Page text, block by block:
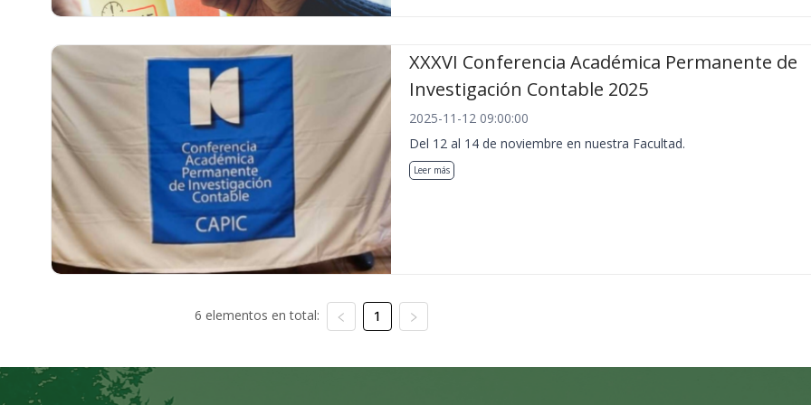
XXXVI Conferencia Académica Permanente de
Investigación Contable 2025
2025-11-12 09:00:00
Del 12 al 14 de noviembre en nuestra Facultad.
Leer más
6 elementos en total: 1